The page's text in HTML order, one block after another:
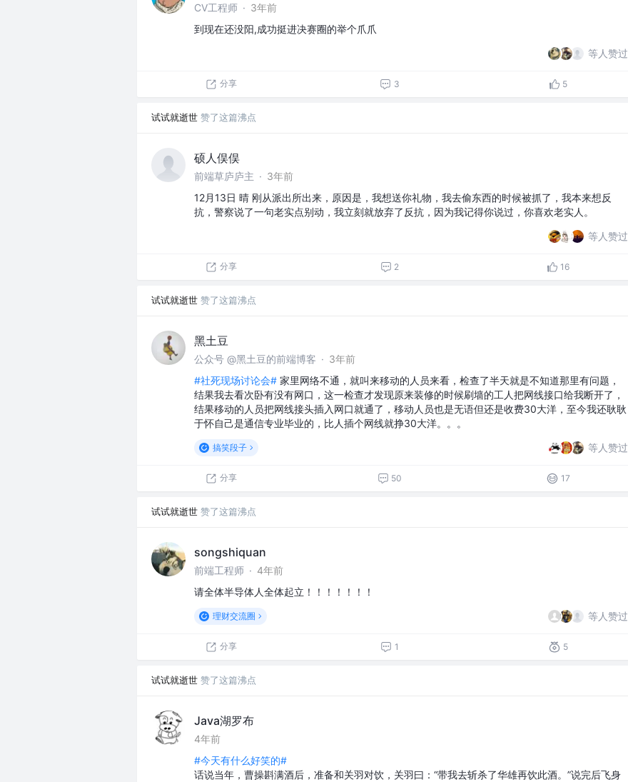
CV工程师 · 3年前
到现在还没阳,成功挺进决赛圈的举个爪爪
等人赞过
分享 3 5
试试就逝世 赞了这篇沸点
硕人俣俣
前端草庐庐主 · 3年前
12月13日 晴 刚从派出所出来，原因是，我想送你礼物，我去偷东西的时候被抓了，我本来想反
抗，警察说了一句老实点别动，我立刻就放弃了反抗，因为我记得你说过，你喜欢老实人。
等人赞过
分享 2 16
试试就逝世 赞了这篇沸点
黑土豆
公众号 @黑土豆的前端博客 · 3年前
#社死现场讨论会# 家里网络不通，就叫来移动的人员来看，检查了半天就是不知道那里有问题，
结果我去看次卧有没有网口，这一检查才发现原来装修的时候刷墙的工人把网线接口给我断开了，
结果移动的人员把网线接头插入网口就通了，移动人员也是无语但还是收费30大洋，至今我还耿耿
于怀自己是通信专业毕业的，比人插个网线就挣30大洋。。。
搞笑段子 等人赞过
分享 50 17
试试就逝世 赞了这篇沸点
songshiquan
前端工程师 · 4年前
请全体半导体人全体起立！！！！！！！
理财交流圈 等人赞过
分享 1 5
试试就逝世 赞了这篇沸点
Java湖罗布
4年前
#今天有什么好笑的#
话说当年，曹操斟满酒后，准备和关羽对饮，关羽曰：“带我去斩杀了华雄再饮此酒。”说完后飞身